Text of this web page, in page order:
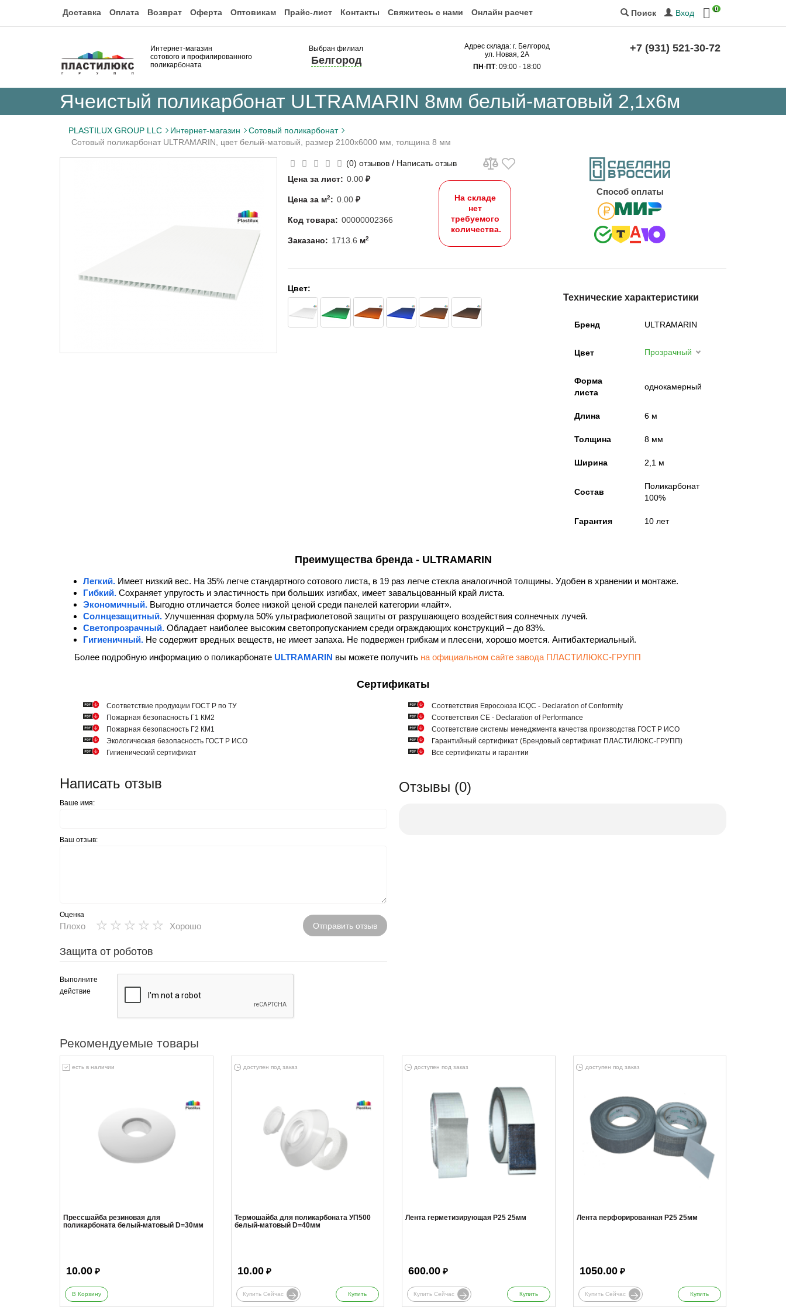
Доставка Оплата Возврат Оферта Оптовикам Прайс-лист Контакты Свяжитесь с нами Онлайн расчет Поиск Вход 0
Интернет-магазин
сотового и профилированного
поликарбоната
Выбран филиал
Белгород
Адрес склада: г. Белгород
ул. Новая, 2А
ПН-ПТ: 09:00 - 18:00
+7 (931) 521-30-72
Ячеистый поликарбонат ULTRAMARIN 8мм белый-матовый 2,1х6м
PLASTILUX GROUP LLC Интернет-магазин
Сотовый поликарбонат
Сотовый поликарбонат ULTRAMARIN, цвет белый-матовый, размер 2100x6000 мм, толщина 8 мм
(0) отзывов / Написать отзыв
Цена за лист: 0.00 ₽
Цена за м2: 0.00 ₽
Код товара: 00000002366
Заказано: 1713.6 м2
На складе
нет
требуемого
количества.
Cпособ оплаты
Цвет:
Технические характеристики
Бренд ULTRAMARIN
Цвет Прозрачный
Форма
листа
однокамерный
Длина 6 м
Толщина 8 мм
Ширина 2,1 м
Состав
Поликарбонат
100%
Гарантия 10 лет
Преимущества бренда - ULTRAMARIN
Легкий. Имеет низкий вес. На 35% легче стандартного сотового листа, в 19 раз легче стекла аналогичной толщины. Удобен в хранении и монтаже.
Гибкий. Сохраняет упругость и эластичность при больших изгибах, имеет завальцованный край листа.
Экономичный. Выгодно отличается более низкой ценой среди панелей категории «лайт».
Солнцезащитный. Улучшенная формула 50% ультрафиолетовой защиты от разрушающего воздействия солнечных лучей.
Светопрозрачный. Обладает наиболее высоким светопропусканием среди ограждающих конструкций – до 83%.
Гигиеничный. Не содержит вредных веществ, не имеет запаха. Не подвержен грибкам и плесени, хорошо моется. Антибактериальный.
Более подробную информацию о поликарбонате ULTRAMARIN вы можете получить на официальном сайте завода ПЛАСТИЛЮКС-ГРУПП
Сертификаты
Cоответствие продукции ГОСТ Р по ТУ
Пожарная безопасность Г1 КМ2
Пожарная безопасность Г2 КМ1
Экологическая безопасность ГОСТ Р ИСО
Гигиенический сертификат
Соответствия Евросоюза ICQC - Declaration of Conformity
Соответствия СЕ - Declaration of Performance
Соответствие системы менеджмента качества производства ГОСТ Р ИСО
Гарантийный сертификат (Брендовый сертификат ПЛАСТИЛЮКС-ГРУПП)
Все сертификаты и гарантии
Написать отзыв
Ваше имя:
Ваш отзыв:
Оценка
Плохо ★
★
★
★
★ Хорошо Отправить отзыв
Защита от роботов
Выполните
действие
Отзывы (0)
Рекомендуемые товары
есть в наличии
Прессшайба резиновая для
поликарбоната белый-матовый D=30мм
10.00 ₽
В Корзину
доступен под заказ
Термошайба для поликарбоната УП500
белый-матовый D=40мм
10.00₽
Купить Сейчас Купить
доступен под заказ
Лента герметизирующая Р25 25мм
600.00 ₽
Купить Сейчас Купить
доступен под заказ
Лента перфорированная Р25 25мм
1050.00₽
Купить Сейчас Купить